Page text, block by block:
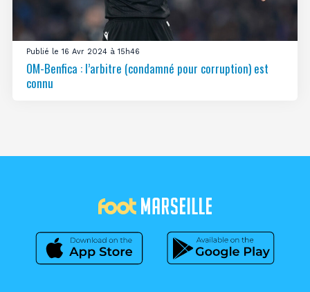
Publié le 16 Avr 2024 à 15h46
OM-Benfica : l’arbitre (condamné pour corruption) est
connu